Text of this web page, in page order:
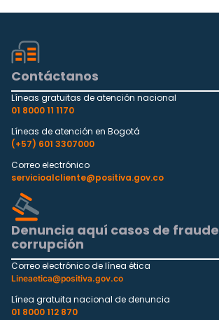
Contáctanos
Líneas gratuitas de atención nacional
01 8000 11 1170
Líneas de atención en Bogotá
(+57) 601 3307000
Correo electrónico
servicioalcliente@positiva.gov.co
Denuncia aquí casos de
corrupción
Correo electrónico de línea ética
Lineaetica@positiva.gov.co
Línea gratuita nacional de denuncia
01 8000 112 870